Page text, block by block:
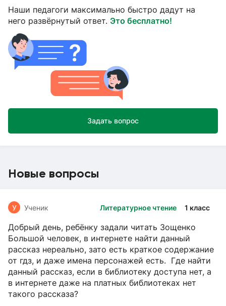
Наши педагоги максимально быстро дадут на
него развёрнутый ответ. Это бесплатно!
Задать вопрос
Новые вопросы
Литературное чтение 1 класс
У Ученик
Добрый день, ребёнку задали читать Зощенко
Большой человек, в интернете найти данный
рассказ нереально, зато есть краткое содержание
от гдз, и даже имена персонажей есть. Где найти
данный рассказ, если в библиотеку доступа нет, а
в интернете даже на платных библиотеках нет
такого рассказа?